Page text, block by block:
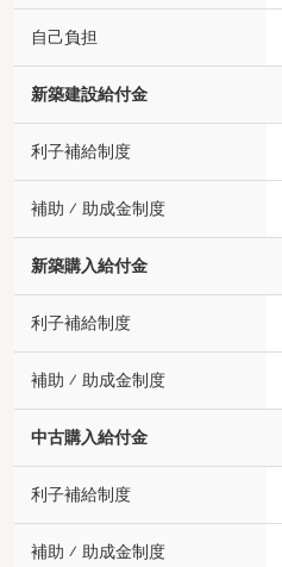
自己負担
新築建設給付金
利子補給制度
補助 ⁄ 助成金制度
新築購入給付金
利子補給制度
補助 ⁄ 助成金制度
中古購入給付金
利子補給制度
補助 ⁄ 助成金制度